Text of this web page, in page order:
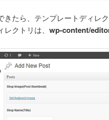
きたら、テンプレートディレ
クトリは、 wp-content/